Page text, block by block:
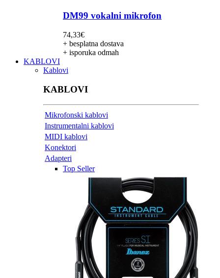
DM99 vokalni mikrofon
74,33€
+ besplatna dostava
+ isporuka odmah
KABLOVI
Kablovi
KABLOVI
Mikrofonski kablovi
Instrumentalni kablovi
MIDI kablovi
Konektori
Adapteri
Top Seller